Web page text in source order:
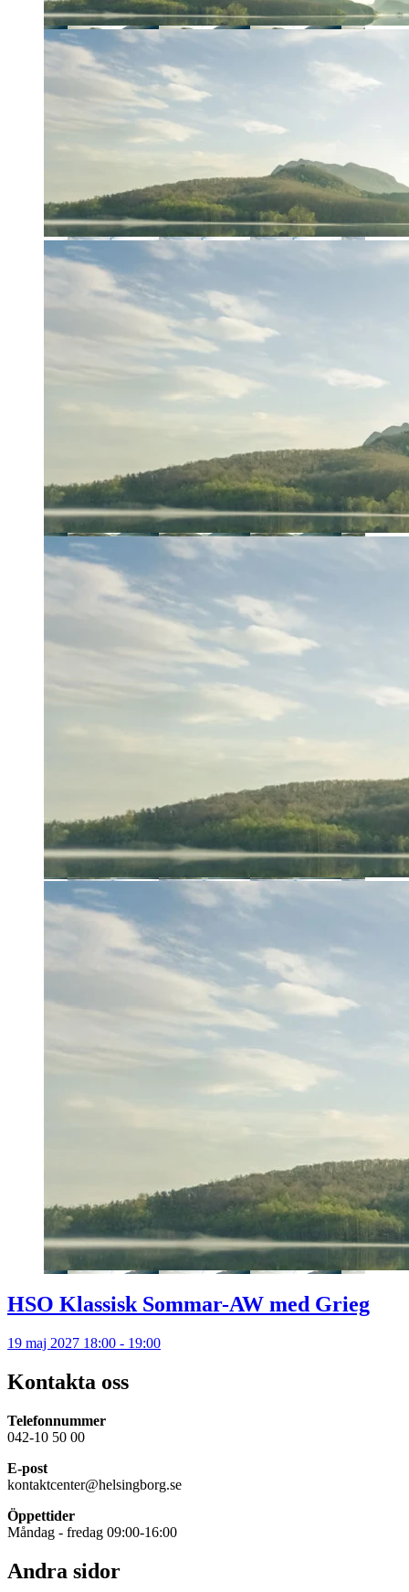
HSO Klassisk Sommar-AW med Grieg
19 maj 2027 18:00 - 19:00
Kontakta oss
Telefonnummer
042-10 50 00
E-post
kontaktcenter@helsingborg.se
Öppettider
Måndag - fredag 09:00-16:00
Andra sidor